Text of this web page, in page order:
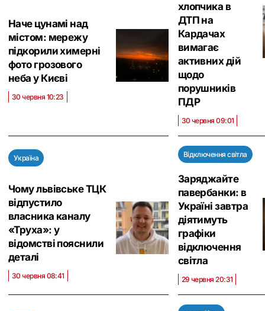
Наче цунамі над
містом: мережу
підкорили химерні
фото грозового
неба у Києві
30 червня 10:23
хлопчика в
ДТП на
Кардачах
вимагає
активних дій
щодо
порушників
ПДР
30 червня 09:01
Україна
Чому львівське ТЦК
відпустило
власника каналу
«Труха»: у
відомстві пояснили
деталі
30 червня 08:41
Відключення світла
Заряджайте
павербанки: в
Україні завтра
діятимуть
графіки
відключення
світла
29 червня 20:31